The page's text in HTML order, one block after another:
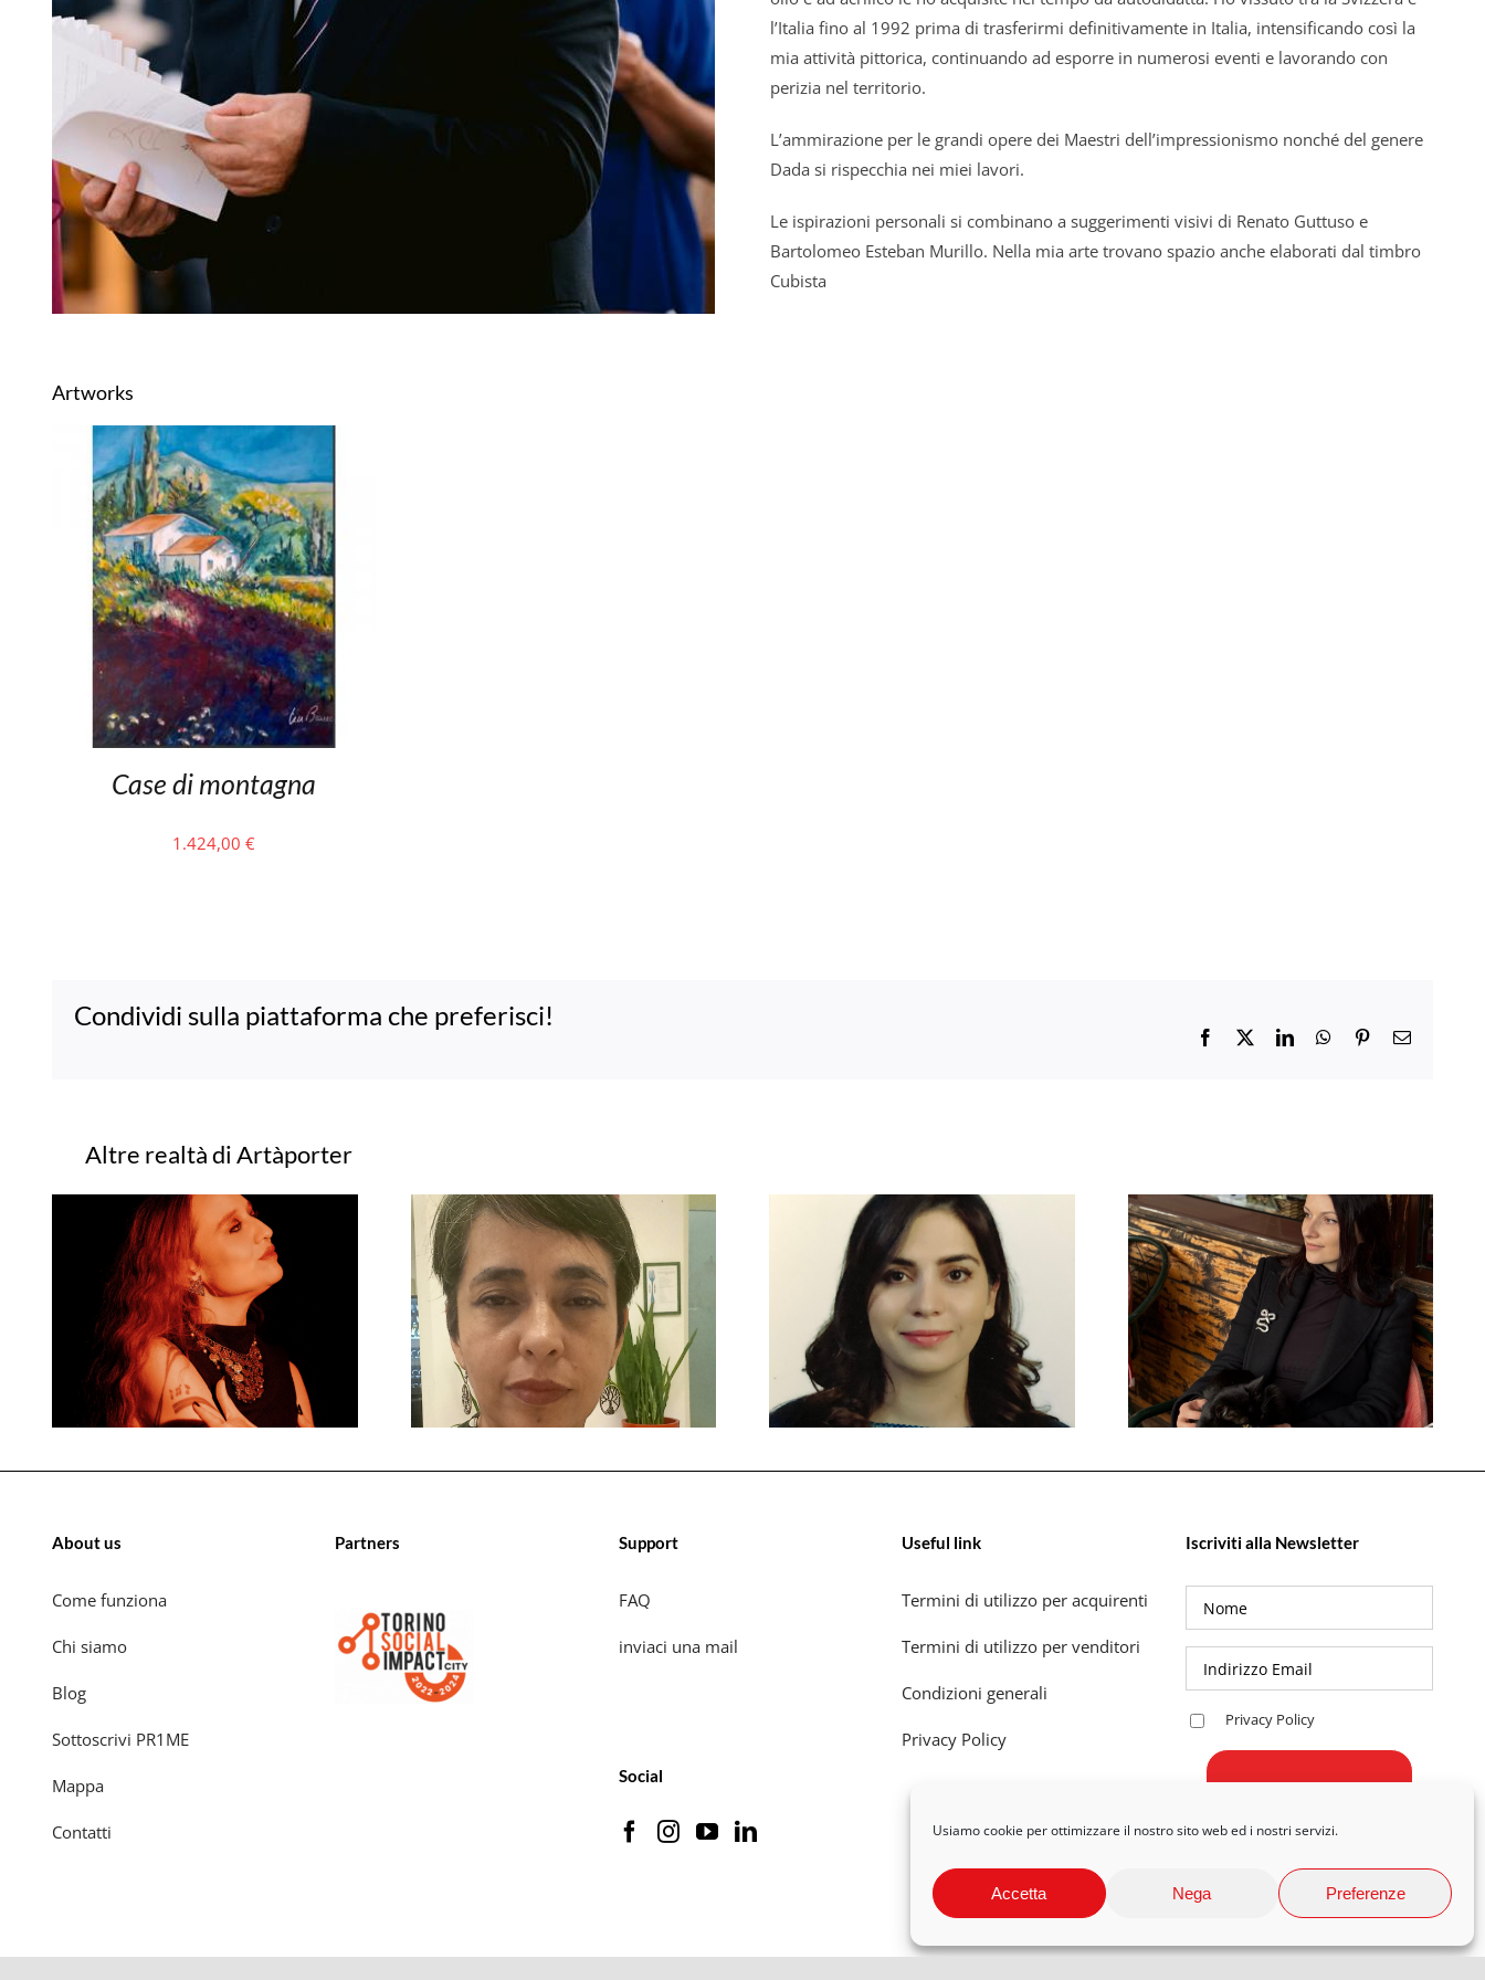
Usiamo cookie per ottimizzare il nostro sito web ed i nostri servizi.
Accetta Nega Preferenze
l’Italia fino al 1992 prima di trasferirmi definitivamente in Italia, intensificando così la
mia attività pittorica, continuando ad esporre in numerosi eventi e lavorando con
perizia nel territorio.
L’ammirazione per le grandi opere dei Maestri dell’impressionismo nonché del genere
Dada si rispecchia nei miei lavori.
Le ispirazioni personali si combinano a suggerimenti visivi di Renato Guttuso e
Bartolomeo Esteban Murillo. Nella mia arte trovano spazio anche elaborati dal timbro
Cubista
Artworks
Case di montagna
1.424,00€
Condividi sulla piattaforma che preferisci!
Facebook
X LinkedInWhatsApp
PinterestEmail
Progetti correlati
About us
Come funziona
Chi siamo
Blog
Sottoscrivi PR1ME
Mappa
Contatti
Partners Support
FAQ
inviaci una mail
Social
Useful link
Termini di utilizzo per acquirenti
Termini di utilizzo per venditori
Condizioni generali
Privacy Policy
Iscriviti alla Newsletter
Privacy Policy